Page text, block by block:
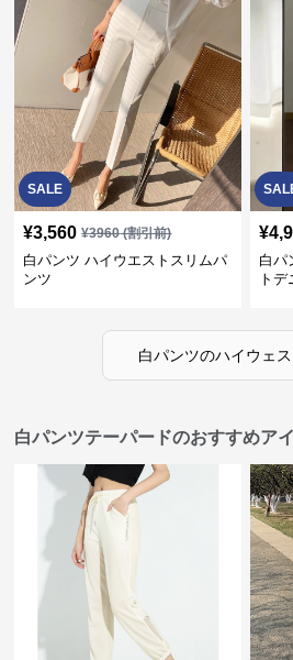
SALE
¥3,560 ¥3960(割引前)
白パンツ ハイウエストスリムパ
ンツ
¥
白パ
ト
白パンツのハイウェス
白パンツテーパードのおすすめア